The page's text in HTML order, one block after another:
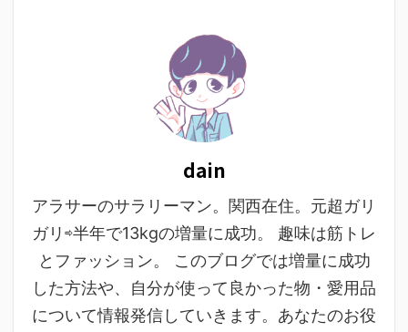
dain
アラサーのサラリーマン。関西在住。元超ガリ
ガリ⇨半年で13kgの増量に成功。 趣味は筋トレ
とファッション。 このブログでは増量に成功
した方法や、自分が使って良かった物・愛用品
について情報発信していきます。あなたのお役